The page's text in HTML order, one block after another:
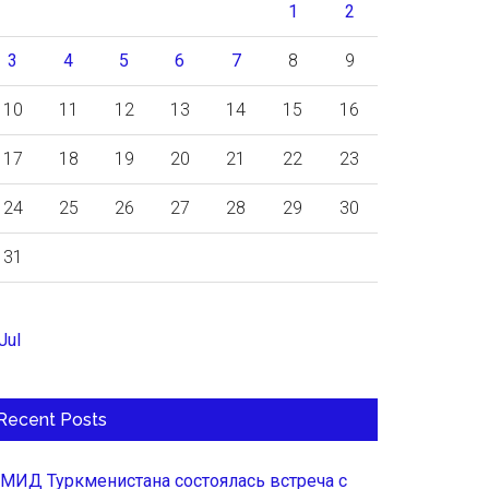
1 2
3 4 5 6 7 8 9
10 11 12 13 14 15 16
17 18 19 20 21 22 23
24 25 26 27 28 29 30
31
Posts
Туркменистана состоялась встреча с